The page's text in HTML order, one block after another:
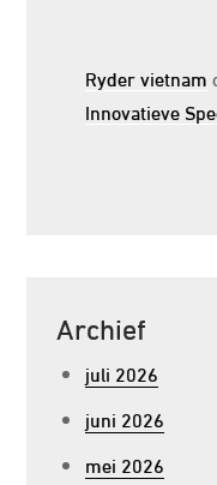
Ryder vietnam
Innovatieve
Archief
juli 2026
juni 2026
mei 2026